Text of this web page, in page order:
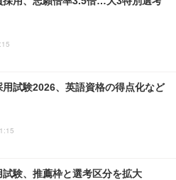
試験2026、英語資格の得点化など
験、推薦枠と選考区分を拡大